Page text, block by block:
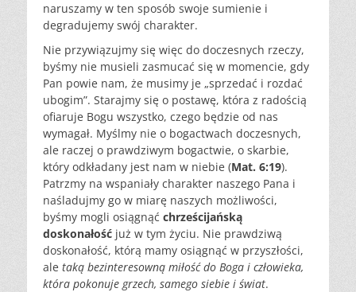
naruszamy w ten sposób swoje sumienie i
degradujemy swój charakter.
Nie przywiązujmy się więc do doczesnych rzeczy,
byśmy nie musieli zasmucać się w momencie, gdy
Pan powie nam, że musimy je „sprzedać i rozdać
ubogim”. Starajmy się o postawę, która z radością
ofiaruje Bogu wszystko, czego będzie od nas
wymagał. Myślmy nie o bogactwach doczesnych,
ale raczej o prawdziwym bogactwie, o skarbie,
który odkładany jest nam w niebie (Mat. 6:19).
Patrzmy na wspaniały charakter naszego Pana i
naśladujmy go w miarę naszych możliwości,
byśmy mogli osiągnąć chrześcijańską
doskonałość już w tym życiu. Nie prawdziwą
doskonałość, którą mamy osiągnąć w przyszłości,
ale taką bezinteresowną miłość do Boga i człowieka,
która pokonuje grzech, samego siebie i świat.